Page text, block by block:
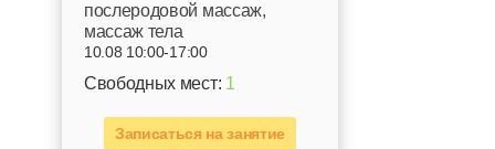
послеродовой массаж,
массаж тела
10.08 10:00-17:00
Свободных мест: 1
Записаться на занятие